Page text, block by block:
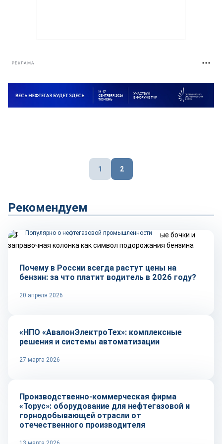
РЕКЛАМА
1 2
Рекомендуем
Популярно о нефтегазовой промышленности
Почему в России всегда растут цены на
бензин: за что платит водитель в 2026 году?
20 апреля 2026
Репортаж
«НПО «АвалонЭлектроТех»: комплексные
решения и системы автоматизации
27 марта 2026
Репортаж
Производственно-коммерческая фирма
«Торус»: оборудование для нефтегазовой и
горнодобывающей отрасли от
отечественного производителя